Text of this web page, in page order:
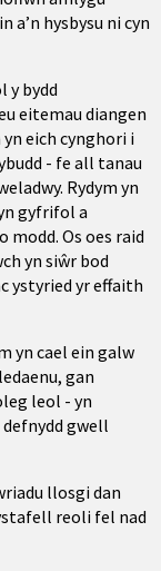
a’n hysbysu ni cyn
y bydd
eitemau diangen
eich cynghori i
- fe all tanau
Rydym yn
gyfrifol a
modd. Os oes raid
yn siŵr bod
ystyried yr effaith
yn cael ein galw
gan
leol - yn
gwell
llosgi dan
reoli fel nad